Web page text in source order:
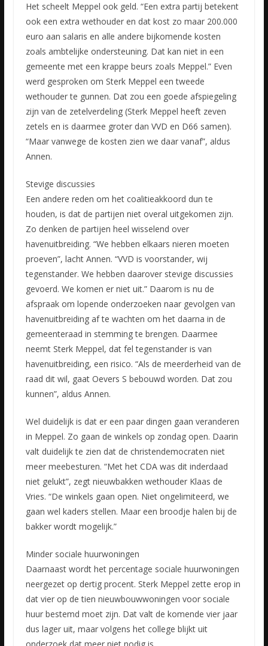
Het scheelt Meppel ook geld. “Een extra partij betekent
ook een extra wethouder en dat kost zo maar 200.000
euro aan salaris en alle andere bijkomende kosten
zoals ambtelijke ondersteuning. Dat kan niet in een
gemeente met een krappe beurs zoals Meppel.” Even
werd gesproken om Sterk Meppel een tweede
wethouder te gunnen. Dat zou een goede afspiegeling
zijn van de zetelverdeling (Sterk Meppel heeft zeven
zetels en is daarmee groter dan VVD en D66 samen).
“Maar vanwege de kosten zien we daar vanaf”, aldus
Annen.
Stevige discussies
Een andere reden om het coalitieakkoord dun te
houden, is dat de partijen niet overal uitgekomen zijn.
Zo denken de partijen heel wisselend over
havenuitbreiding. “We hebben elkaars nieren moeten
proeven”, lacht Annen. “VVD is voorstander, wij
tegenstander. We hebben daarover stevige discussies
gevoerd. We komen er niet uit.” Daarom is nu de
afspraak om lopende onderzoeken naar gevolgen van
havenuitbreiding af te wachten om het daarna in de
gemeenteraad in stemming te brengen. Daarmee
neemt Sterk Meppel, dat fel tegenstander is van
havenuitbreiding, een risico. “Als de meerderheid van de
raad dit wil, gaat Oevers S bebouwd worden. Dat zou
kunnen”, aldus Annen.
Wel duidelijk is dat er een paar dingen gaan veranderen
in Meppel. Zo gaan de winkels op zondag open. Daarin
valt duidelijk te zien dat de christendemocraten niet
meer meebesturen. “Met het CDA was dit inderdaad
niet gelukt”, zegt nieuwbakken wethouder Klaas de
Vries. “De winkels gaan open. Niet ongelimiteerd, we
gaan wel kaders stellen. Maar een broodje halen bij de
bakker wordt mogelijk.”
Minder sociale huurwoningen
Daarnaast wordt het percentage sociale huurwoningen
neergezet op dertig procent. Sterk Meppel zette erop in
dat vier op de tien nieuwbouwwoningen voor sociale
huur bestemd moet zijn. Dat valt de komende vier jaar
dus lager uit, maar volgens het college blijkt uit